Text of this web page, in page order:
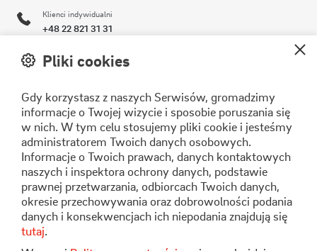
Klienci indywidualni
+48 22 821 31 31
Klienci biznesowi
+48 22 821 30 11
operator@stoen.pl
Formularz kontaktowy
Stoen Operator Sp. z o.o.
ul. Pory 80
02-757 Warszawa
Pliki cookies
Gdy korzystasz z naszych Serwisów, gromadzimy
informacje o Twojej wizycie i sposobie poruszania się
w nich. W tym celu stosujemy pliki cookie i jesteśmy
administratorem Twoich danych osobowych.
Informacje o Twoich prawach, danych kontaktowych
naszych i inspektora ochrony danych, podstawie
prawnej przetwarzania, odbiorcach Twoich danych,
okresie przechowywania oraz dobrowolności podania
danych i konsekwencjach ich niepodania znajdują się
tutaj.